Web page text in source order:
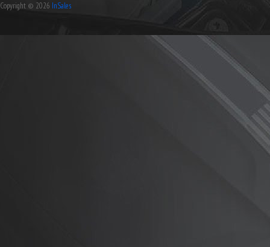
Copyright © 2026 InSales